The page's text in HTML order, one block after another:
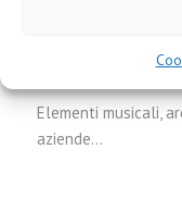
Più aree verdi in
lavoro ha effetti
Elementi musicali,
aziende…